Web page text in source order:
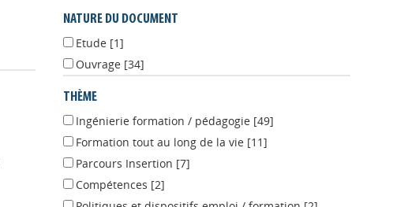
NATURE DU DOCUMENT
Etude
Ouvrage[34]
THÈME
Ingénierie formation / pédagogie[49]
Formation tout au long de la vie
Parcours Insertion
Compétences[2]